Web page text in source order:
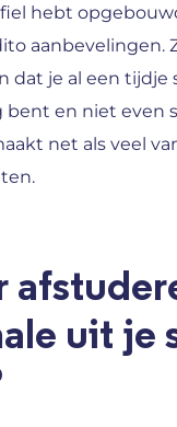
hebt
aanbevelingen.
dat je al een tijdje
bent en niet even
net als veel
uit je